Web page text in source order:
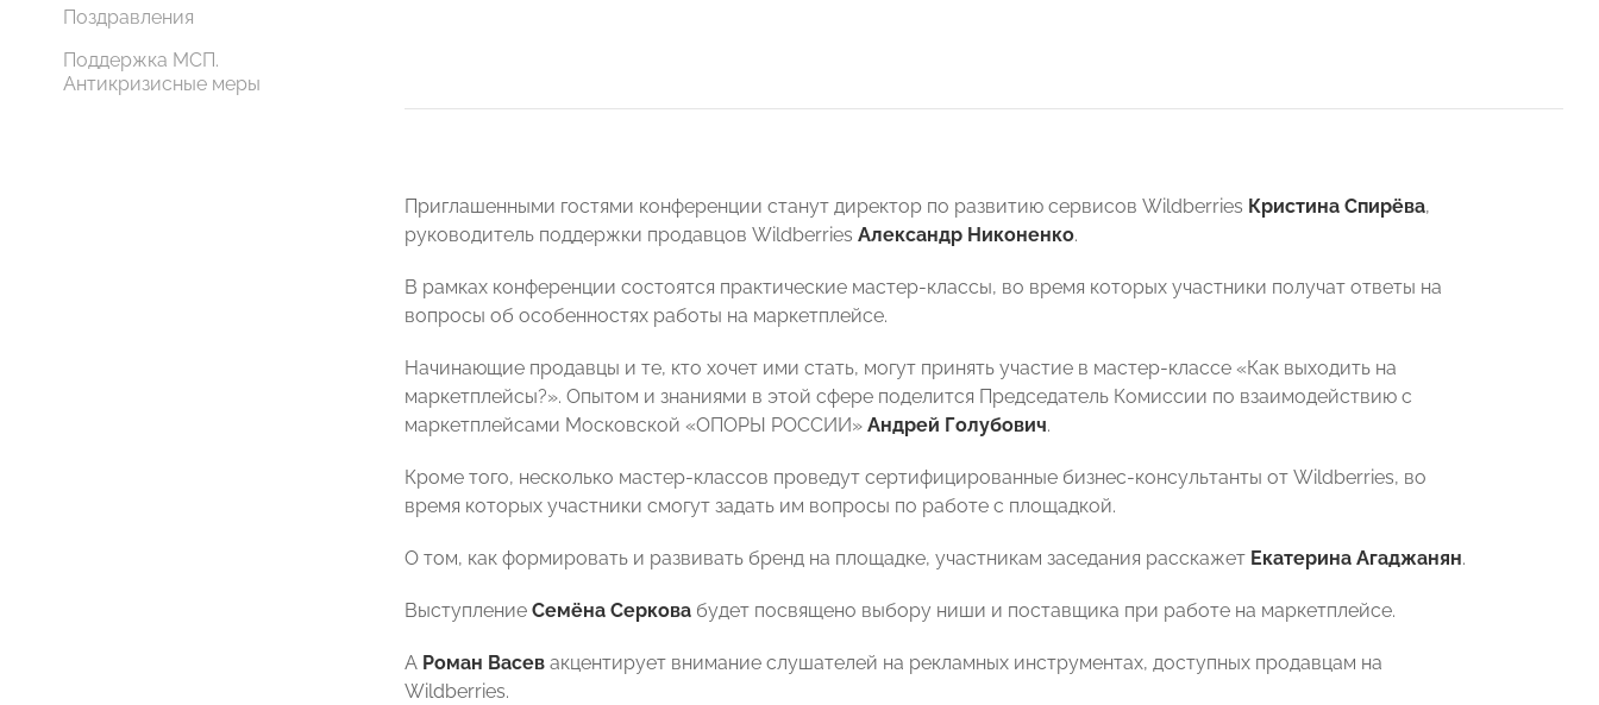
Поздравления
Поддержка МСП.
Антикризисные меры
Приглашенными гостями конференции станут директор по развитию сервисов Wildberries Кристина Спирёва,
руководитель поддержки продавцов Wildberries Александр Никоненко.
В рамках конференции состоятся практические мастер-классы, во время которых участники получат ответы на
вопросы об особенностях работы на маркетплейсе.
Начинающие продавцы и те, кто хочет ими стать, могут принять участие в мастер-классе «Как выходить на
маркетплейсы?». Опытом и знаниями в этой сфере поделится Председатель Комиссии по взаимодействию с
маркетплейсами Московской «ОПОРЫ РОССИИ» Андрей Голубович.
Кроме того, несколько мастер-классов проведут сертифицированные бизнес-консультанты от Wildberries, во
время которых участники смогут задать им вопросы по работе с площадкой.
О том, как формировать и развивать бренд на площадке, участникам заседания расскажет Екатерина Агаджанян.
Выступление Семёна Серкова будет посвящено выбору ниши и поставщика при работе на маркетплейсе.
А Роман Васев акцентирует внимание слушателей на рекламных инструментах, доступных продавцам на
Wildberries.